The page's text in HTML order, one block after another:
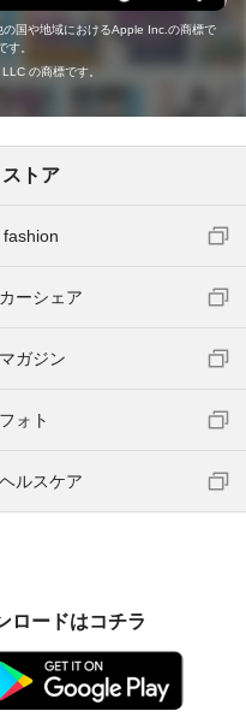
国や地域におけるApple Inc.の商標で
。
の商標です。
トア
fashion
ーシェア
ガジン
ォト
ルスケア
ロードはコチラ